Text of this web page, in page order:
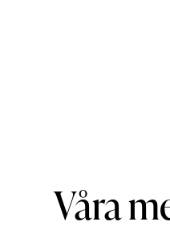
Våra